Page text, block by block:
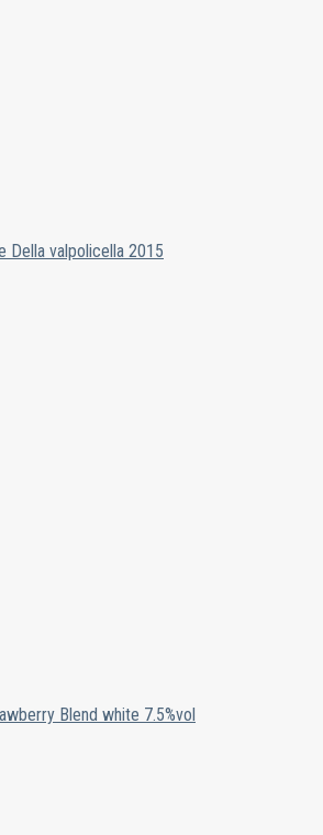
Della valpolicella 2015
Blend white 7.5%vol